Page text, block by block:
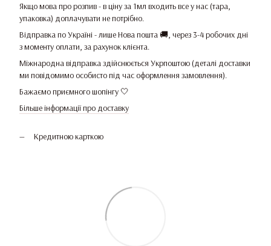
Якщо мова про розпив - в ціну за 1мл входить все у нас (тара,
упаковка) доплачувати не потрібно.
Відправка по Україні - лише Нова пошта 🚚, через 3-4 робочих дні
з моменту оплати, за рахунок клієнта.
Міжнародна відправка здійснюється Укрпоштою (деталі доставки
ми повідомимо особисто під час оформлення замовлення).
Бажаємо приємного шопінгу 🤍
Більше інформації про доставку
Кредитною карткою